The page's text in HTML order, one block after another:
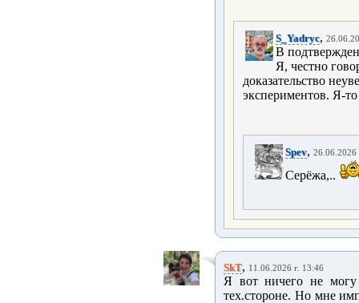
S_Yadryc,
В
Я, честно
доказательство
экспериментов. Я-
Spev, 26.06.2026
Серёжа,..
SkT, 11.06.2026 г. 13:46
Я вот ничего не
тех.стороне. Но мне